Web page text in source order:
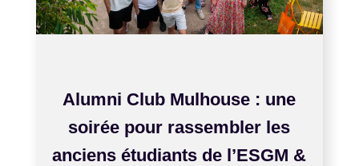
Alumni Club Mulhouse : une
soirée pour rassembler les
anciens étudiants de l’ESGM &